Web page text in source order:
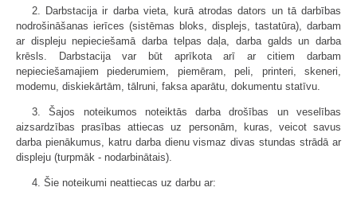
2. Darbstacija ir darba vieta, kurā atrodas dators un tā darbības
nodrošināšanas ierīces (sistēmas bloks, displejs, tastatūra), darbam
ar displeju nepieciešamā darba telpas daļa, darba galds un darba
krēsls. Darbstacija var būt aprīkota arī ar citiem darbam
nepieciešamajiem piederumiem, piemēram, peli, printeri, skeneri,
modemu, diskiekārtām, tālruni, faksa aparātu, dokumentu statīvu.
3. Šajos noteikumos noteiktās darba drošības un veselības
aizsardzības prasības attiecas uz personām, kuras, veicot savus
darba pienākumus, katru darba dienu vismaz divas stundas strādā ar
displeju (turpmāk - nodarbinātais).
4. Šie noteikumi neattiecas uz darbu ar: